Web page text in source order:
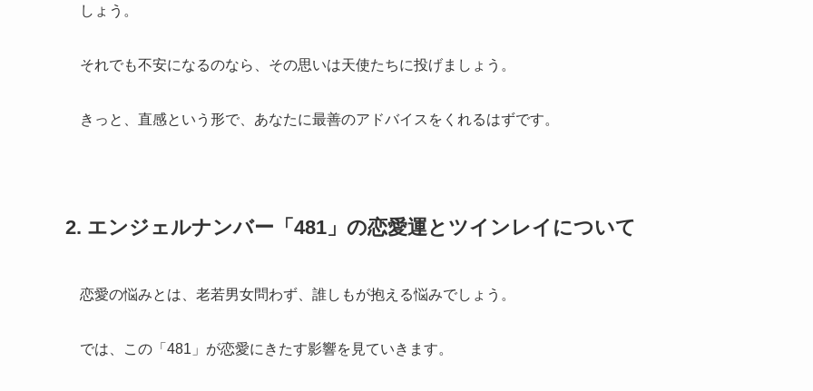
しょう。
それでも不安になるのなら、その思いは天使たちに投げましょう。
きっと、直感という形で、あなたに最善のアドバイスをくれるはずです。
2. エンジェルナンバー「481」の恋愛運とツインレイについて
恋愛の悩みとは、老若男女問わず、誰しもが抱える悩みでしょう。
では、この「481」が恋愛にきたす影響を見ていきます。